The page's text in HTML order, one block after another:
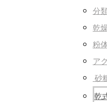
分
乾
粉
ア
砂
乾